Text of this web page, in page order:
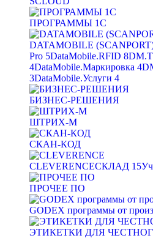
ПРОГРАММЫ 1С
DATAMOBILE
Pro 5DataMobile.RFID 8
4DataMobile.Маркировка 4
3DataMobile.Услуги 4
БИЗНЕС-РЕШЕНИЯ
ШТРИХ-М
СКАН-КОД
CLEVERENCEСКЛАД 15
ПРОЧЕЕ ПО
GODEX программы от
ЭТИКЕТКИ ДЛЯ